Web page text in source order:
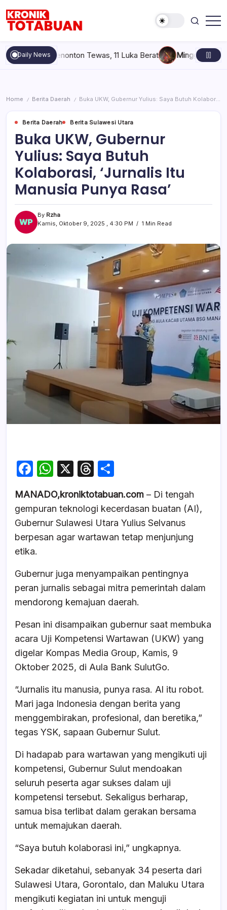
content
Totabuan
hari
ini
Kronik
Daily News
6 Penonton Tewas, 11 Luka Berat Minggu, Agustus 9,
Home / Berita Daerah / Buka UKW, Gubernur Yulius: Saya Butuh Kolaborasi, ‘Jurnalis Itu Manusia Punya Rasa’
Berita Daerah Berita Sulawesi Utara
Buka UKW, Gubernur
Yulius: Saya Butuh
Kolaborasi, ‘Jurnalis Itu
Manusia Punya Rasa’
By Rzha
Kamis, Oktober 9, 2025 , 4:30 PM
1 Min Read
F
c
e
b
o
k
W
at
s
A
p
X
T
e
a
d
ar
e
MANADO,kroniktotabuan.com – Di tengah
gempuran teknologi kecerdasan buatan (AI),
Gubernur Sulawesi Utara Yulius Selvanus
berpesan agar wartawan tetap menjunjung
etika.
Gubernur juga menyampaikan pentingnya
peran jurnalis sebagai mitra pemerintah dalam
mendorong kemajuan daerah.
Pesan ini disampaikan gubernur saat membuka
acara Uji Kompetensi Wartawan (UKW) yang
digelar Kompas Media Group, Kamis, 9
Oktober 2025, di Aula Bank SulutGo.
“Jurnalis itu manusia, punya rasa. Al itu robot.
Mari jaga Indonesia dengan berita yang
menggembirakan, profesional, dan beretika,”
tegas YSK, sapaan Gubernur Sulut.
Di hadapab para wartawan yang mengikuti uji
kompetensi, Gubernur Sulut mendoakan
seluruh peserta agar sukses dalam uji
kompetensi tersebut. Sekaligus berharap,
samua bisa terlibat dalam gerakan bersama
untuk memajukan daerah.
“Saya butuh kolaborasi ini,” ungkapnya.
Sekadar diketahui, sebanyak 34 peserta dari
Sulawesi Utara, Gorontalo, dan Maluku Utara
mengikuti kegiatan ini untuk menguji